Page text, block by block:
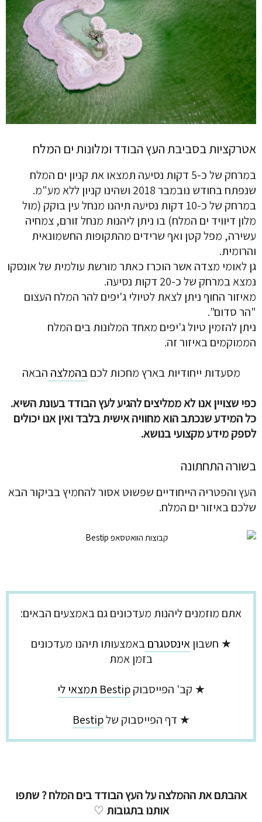
אטרקציות בסביבת העץ הבודד ומלונות ים המלח
במרחק של כ-5 דקות נסיעה תמצאו את קניון ים המלח
שנפתח בחודש נובמבר 2018 ושהינו קניון ללא מע"מ.
במרחק של כ-10 דקות נסיעה תיהנו מנחל עין בוקק (מול
מלון דיוויד ים המלח) בו ניתן ליהנות מנחל זורם, צמחיה
עשירה, מפל קטן ואף שרידים מהתקופות החשמונאית
והרומית.
גן לאומי מצדה אשר הוכרז כאתר מורשת עולמית של אונסקו
נמצא במרחק של כ-20 דקות נסיעה.
מאיזור החוף ניתן לצאת לטיולי ג'יפים להר המלח העצום
"הר סדום".
ניתן להזמין טיול ג'יפים מאחד המלונות בים המלח
הממוקמים באיזור זה.
מסעדות ייחודיות בארץ מחכות לכםבהמלצה הבאה
כפי שצויין אנו לא ממליצים להגיע לעץ הבודד בעונת השיא.
כל המידע שנכתב הוא מחוויה אישית בלבד ואין אנו יכולים
לספק מידע מקצועי בנושא.
בשורה התחתונה
העץ והפטריה הייחודיים שפשוט אסור להחמיץ בביקור הבא
שלכם באיזור ים המלח.
אתם מוזמנים ליהנות מעדכונים גם באמצעים הבאים:
★ חשבוןאינסטגרםבאמצעותו תיהנו מעדכונים
בזמן אמת
★ קב' הפייסבוקBestip תמצאי לי
★ דף הפייסבוק שלBestip
אהבתם את ההמלצה על העץ הבודד בים המלח ? שתפו
אותנו בתגובות ♡